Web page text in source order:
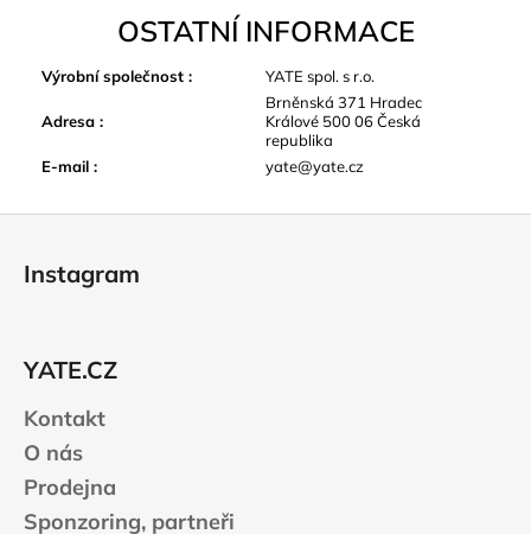
OSTATNÍ INFORMACE
Výrobní společnost : YATE spol. s r.o.
Adresa :
Brněnská 371 Hradec
Králové 500 06 Česká
republika
E-mail : yate@yate.cz
Instagram
YATE.CZ
Kontakt
O nás
Prodejna
Sponzoring, partneři